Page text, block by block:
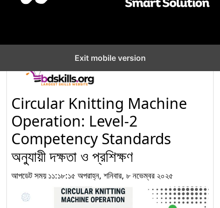
Venue Cashier,
Ltd.
নির্মাণ খাতে দক্ষ জনবল তৈরিতে
and Maintenance for
Construction’ অকুপেশনের
Competency Standards (CS) Level-1
নির্মাণ খাতে দক্ষ মানবসম্পদ গঠনে
‘Electrical Installation
and Maintenance for
Construction’ লেভেল-৩
কম্পিটেন্সি স্ট্যান্ডার্ডস
৮
Exit mobile version
Circular Knitting Machine
Operation: Level-2
Competency Standards
অনুযায়ী দক্ষতা ও প্রশিক্ষণ
আপডেট সময় ১১:১৮:১৫ অপরাহ্ন, শনিবার, ৮ নভেম্বর ২০২৫